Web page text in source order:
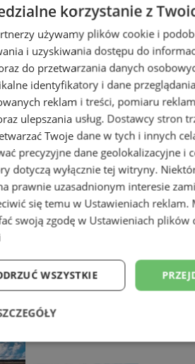
przy ul. Goethego.
nie będzie
korzystanie z
używamy plików cookie i
i uzyskiwania dostępu do
do przetwarzania danych
identyfikatory i dane
reklam i treści, pomiaru
ulepszania usług. Dostawcy stron
Twoje dane w tych i innych
precyzyjne dane geolokalizacyjne i
dotyczą wyłącznie tej witryny.
prawnie uzasadnionym interesie
się temu w Ustawieniach reklam.
swoją zgodę w Ustawieniach plików
WSZYSTKIE
Wydajność